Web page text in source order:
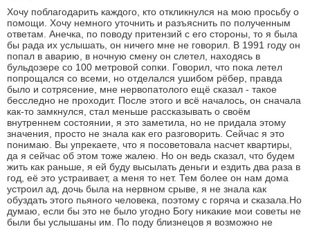
Хочу поблагодарить каждого, кто откликнулся на мою просьбу о
помощи. Хочу немного уточнить и разъяснить по полученным
ответам. Анечка, по поводу притензий с его стороны, то я была
бы рада их услышать, он ничего мне не говорил. В 1991 году он
попал в аварию, в ночную смену он слетел, находясь в
бульдозере со 100 метровой сопки. Говорил, что пока летел
попрощался со всеми, но отделался ушибом рёбер, правда
было и сотрясение, мне нервопатолого ещё сказал - такое
бесследно не проходит. После этого и всё началось, он сначала
как-то замкнулся, стал меньше рассказывать о своём
внутреннем состоянии, я это заметила, но не придала этому
значения, просто не знала как его разговорить. Сейчас я это
понимаю. Вы упрекаете, что я посоветовала насчет квартиры,
да я сейчас об этом тоже жалею. Но он ведь сказал, что будем
жить как раньше, я ей буду высылать деньги и ездить два раза в
год, её это устраивает, а меня то нет. Тем более он нам дома
устроил ад, дочь была на нервном срыве, я не знала как
обуздать этого пьяного человека, поэтому с горяча и сказала.Но
думаю, если бы это не было угодно Богу никакие мои советы не
были бы услышаны им. По поду близнецов я возможно не